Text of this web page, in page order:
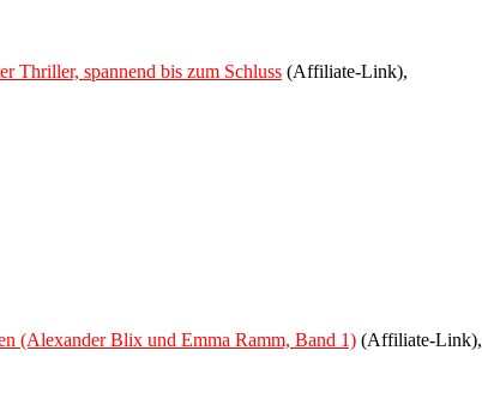
Thriller, spannend bis zum Schluss (Affiliate-Link),
(Alexander Blix und Emma Ramm, Band 1) (Affiliate-Link),